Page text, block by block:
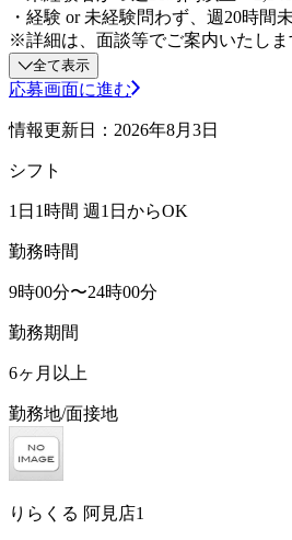
・経験 or 未経験問わず、週20時間
※詳細は、面談等でご案内いたしま
全て表示
応募画面に進む
情報更新日：2026年8月3日
シフト
1日1時間 週1日からOK
勤務時間
9時00分〜24時00分
勤務期間
6ヶ月以上
勤務地/面接地
りらくる 阿見店1